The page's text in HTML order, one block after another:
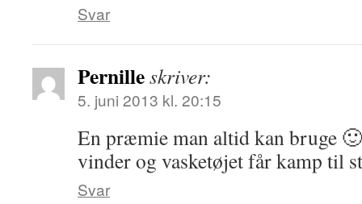
Svar
Pernilleskriver:
5. juni 2013 kl. 20:15
En præmie man altid kan bruge
vinder og vasketøjet får kamp til
Svar